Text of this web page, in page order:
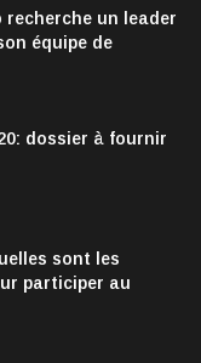
recherche un leader
équipe de
dossier à fournir
sont les
participer au